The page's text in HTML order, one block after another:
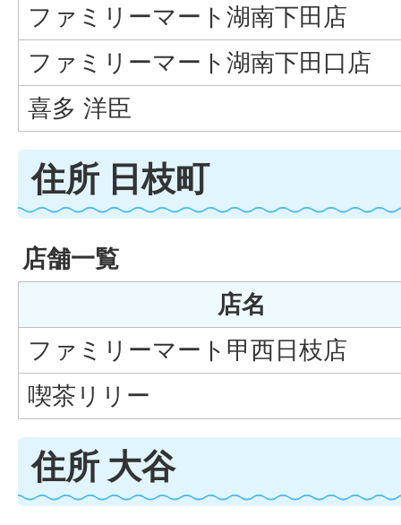
ファミリーマート湖南下田店
ファミリーマート湖南下田口店
喜多 洋臣
住所 日枝町
店舗一覧
店名
ファミリーマート甲西日枝店
喫茶リリー
住所 大谷